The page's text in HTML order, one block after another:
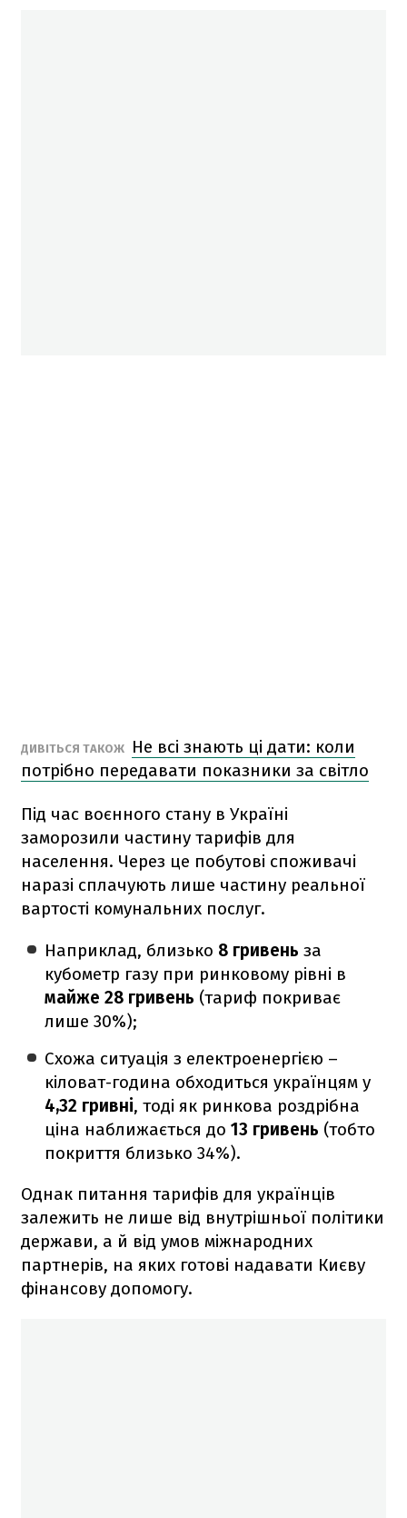
ДИВІТЬСЯ ТАКОЖ
Не всі знають ці дати: коли
потрібно передавати показники за світло
Під час воєнного стану в Україні
заморозили частину тарифів для
населення. Через це побутові споживачі
наразі сплачують лише частину реальної
вартості комунальних послуг.
Наприклад, близько 8 гривеньза
кубометр газу при ринковому рівні в
майже 28 гривень (тариф покриває
лише 30%);
Схожа ситуація з електроенергією –
кіловат-година обходиться українцям у
4,32 гривні, тоді як ринкова роздрібна
ціна наближається до13 гривень (тобто
покриття близько 34%).
Однак питання тарифів для українців
залежить не лише від внутрішньої політики
держави, а й від умов міжнародних
партнерів, на яких готові надавати Києву
фінансову допомогу.